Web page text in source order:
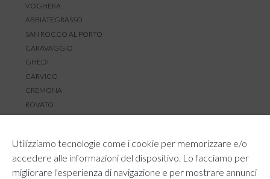
Utilizziamo tecnologie come i cookie per memorizzare e/o
accedere alle informazioni del dispositivo. Lo facciamo per
migliorare l'esperienza di navigazione e per mostrare annunci
VOGHERA
ABBIATEGRASSO
SAN ROCCO AL PORTO
CARAVAGGIO
GHEDI
CARVICO
CREMONA
ROVATO